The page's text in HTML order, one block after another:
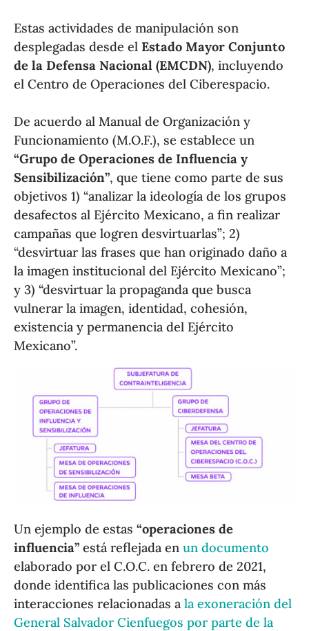
Estas actividades de manipulación son
desplegadas desde el Estado Mayor Conjunto
de la Defensa Nacional (EMCDN), incluyendo
el Centro de Operaciones del Ciberespacio.
De acuerdo al Manual de Organización y
Funcionamiento (M.O.F.), se establece un
“Grupo de Operaciones de Influencia y
Sensibilización”, que tiene como parte de sus
objetivos 1) “analizar la ideología de los grupos
desafectos al Ejército Mexicano, a fin realizar
campañas que logren desvirtuarlas”; 2)
“desvirtuar las frases que han originado daño a
la imagen institucional del Ejército Mexicano”;
y 3) “desvirtuar la propaganda que busca
vulnerar la imagen, identidad, cohesión,
existencia y permanencia del Ejército
Mexicano”.
Un ejemplo de estas “operaciones de
influencia” está reflejada enun documento
elaborado por el C.O.C. en febrero de 2021,
donde identifica las publicaciones con más
interacciones relacionadas ala exoneración del
General Salvador Cienfuegos por parte de la